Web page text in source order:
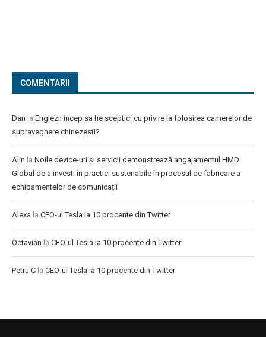
COMENTARII
Dan la Englezii incep sa fie sceptici cu privire la folosirea camerelor de
supraveghere chinezesti?
Alin la Noile device-uri și servicii demonstrează angajamentul HMD
Global de a investi în practici sustenabile în procesul de fabricare a
echipamentelor de comunicații
Alexa la CEO-ul Tesla ia 10 procente din Twitter
Octavian la CEO-ul Tesla ia 10 procente din Twitter
Petru C la CEO-ul Tesla ia 10 procente din Twitter